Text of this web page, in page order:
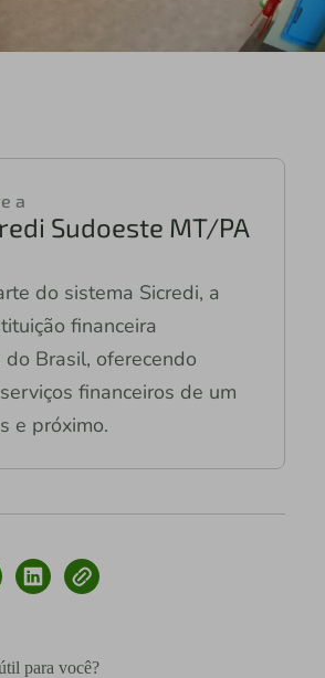
a
Sudoeste MT/PA
do sistema Sicredi, a
financeira
do Brasil, oferecendo
financeiros de um
e próximo.
para você?